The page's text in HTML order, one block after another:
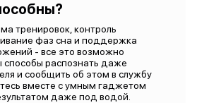
тренировок, контроль
фаз сна и поддержка
- все это возможно
способы распознать даже
и сообщить об этом в службу
вместе с умным гаджетом
даже под водой.